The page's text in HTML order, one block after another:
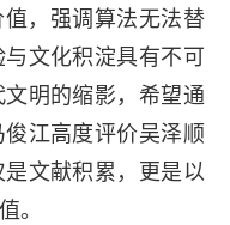
，强调算法无法替
文化积淀具有不可
明的缩影，希望通
江高度评价吴泽顺
文献积累，更是以
。